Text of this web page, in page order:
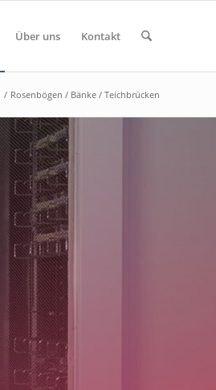
Über uns Kontakt
/ Rosenbögen / Bänke / Teichbrücken